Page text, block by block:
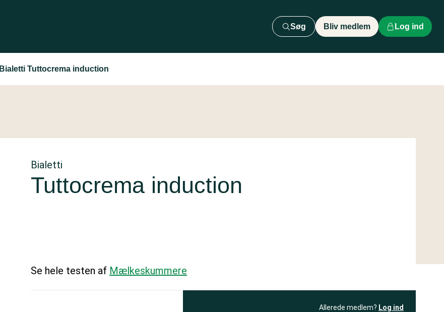
Søg Bliv medlem Log ind
Bialetti Tuttocrema induction
Bialetti
Tuttocrema induction
Se hele testen af Mælkeskummere
Allerede medlem? Log ind